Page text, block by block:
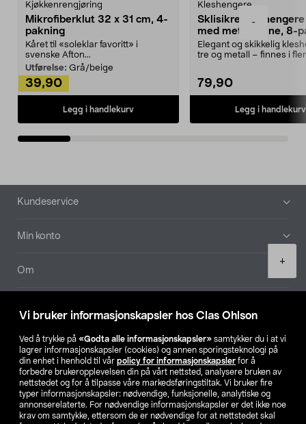
Vi bruker informasjonskapsler hos Clas Ohlson
Ved å trykke på «Godta alle informasjonskapsler» samtykker du i at vi
lagrer informasjonskapsler (cookies) og annen sporingsteknologi på
din enhet i henhold til vår policy for informasjonskapsler for å
forbedre brukeropplevelsen din på vårt nettsted, analysere bruken av
nettstedet og for å tilpasse våre markedsføringstiltak. Vi bruker fire
typer informasjonskapsler: nødvendige, funksjonelle, analytiske og
annonserelaterte. For nødvendige informasjonskapsler er det ikke noe
krav om samtykke, ettersom de er nødvendige for at nettstedet skal
-
+
Kjøkkenrengjøring
Mikrofiberklut 32 x 31 cm, 4-
pakning
Kåret til «soleklar favoritt» i
svenske Afton...
Utførelse: Grå/beige
39,90
Legg i handlekurv
Kleshengere
Sklisikre
med metallpinne, 8-
Elegant og skikkelig
tre og metall – finnes i
79,90
Legg i handlekurv
Bunntekst
Kundeservice
Min konto
Om
Våre selskaper
Finn din butikk
SE NO FI